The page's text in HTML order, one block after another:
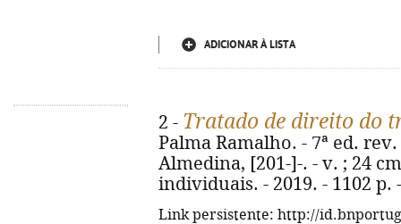
ADICIONAR À LISTA
2 - Tratado de direito do
Palma Ramalho. - 7ª ed.
Almedina, [201-]-. - v. ; 24
individuais. - 2019. - 1102 p.
Link persistente: http://